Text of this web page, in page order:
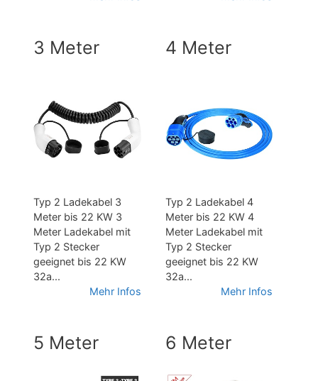
3 Meter
Typ 2 Ladekabel 3
Meter bis 22 KW 3
Meter Ladekabel mit
Typ 2 Stecker
geeignet bis 22 KW
32a...
Mehr Infos
4 Meter
Typ 2 Ladekabel 4
Meter bis 22 KW 4
Meter Ladekabel mit
Typ 2 Stecker
geeignet bis 22 KW
32a...
Mehr Infos
5 Meter 6 Meter